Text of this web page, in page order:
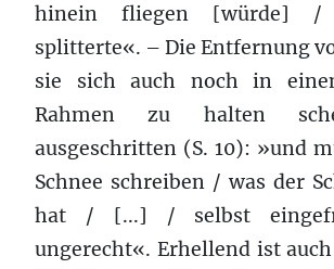
hinein fliegen [würde]
splitterte«. – Die Entfernung
sie sich auch noch in
Rahmen zu halten
ausgeschritten (S. 10): »und
Schnee schreiben / was der
hat / [...] / selbst
ungerecht«. Erhellend ist